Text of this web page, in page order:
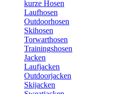
kurze Hosen
Laufhosen
Outdoorhosen
Skihosen
Torwarthosen
Trainingshosen
Jacken
Laufjacken
Outdoorjacken
Skijacken